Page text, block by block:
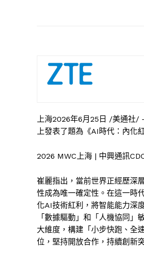
上海2026年6月25日 /美通社/
上發表了題為《AI時代：內化
2026 MWC上海 | 中興通訊
崔麗指出，當前世界正經歷深
性成為唯一確定性。在這一時
化AI技術紅利，將智能能力深
「數據驅動」和「人機協同
大維度，構建「小步快跑、全
位，堅持開放合作，持續創新